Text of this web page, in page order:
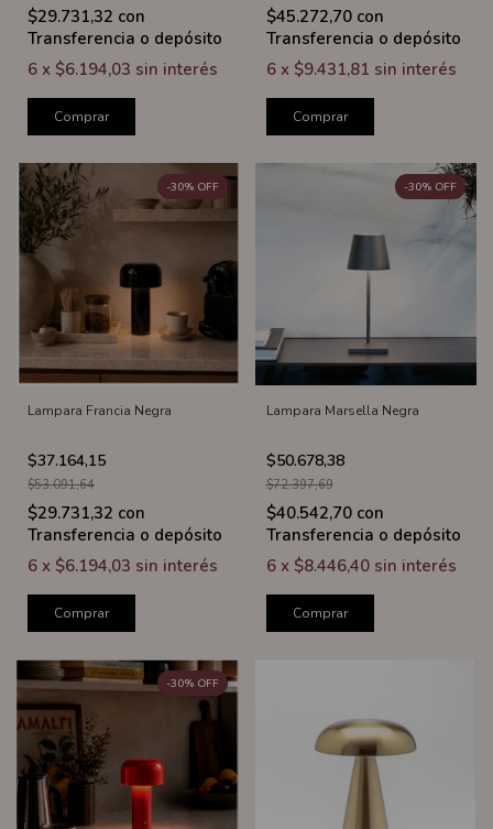
$29.731,32 con
Transferencia o depósito
6 x $6.194,03 sin interés
Comprar
$45.272,70 con
Transferencia o depósito
6 x $9.431,81 sin interés
Comprar
Lampara Francia Negra
$37.164,15
-30% OFF
$53.091,64
$29.731,32 con
Transferencia o depósito
6 x $6.194,03 sin interés
Comprar
Lampara Marsella Negra
$50.678,38
-30% OFF
$72.397,69
$40.542,70 con
Transferencia o depósito
6 x $8.446,40 sin interés
Comprar
-30% OFF